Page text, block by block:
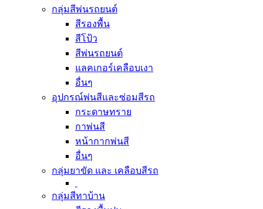
กลุ่มสีพ่นรถยนต์
สีรองพื้น
สีโป้ว
สีพ่นรถยนต์
แลคเกอร์เคลือบเงา
อื่นๆ
อุปกรณ์พ่นสีและซ่อมสีรถ
กระดาษทราย
กาพ่นสี
หน้ากากพ่นสี
อื่นๆ
กลุ่มยาขัด และ เคลือบสีรถ
กลุ่มสีทาบ้าน